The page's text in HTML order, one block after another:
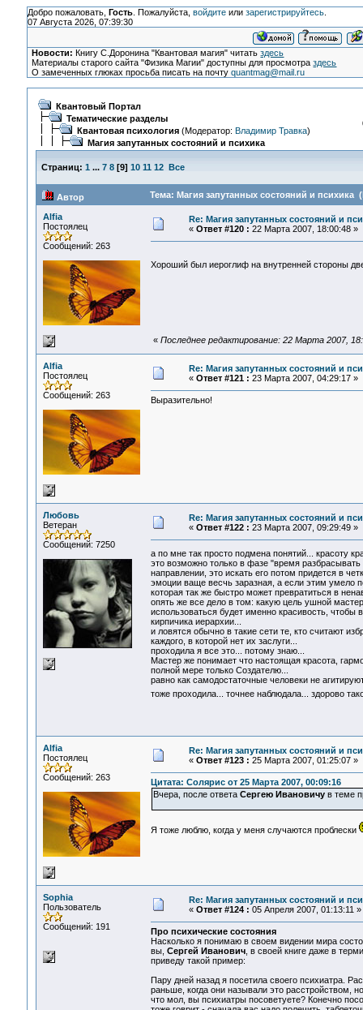
Добро пожаловать, Гость. Пожалуйста, войдитеили зарегистрируйтесь.
07 Августа 2026, 07:39:30
Новости: Книгу С.Доронина "Квантовая магия" читатьздесь
Материалы старого сайта "Физика Магии" доступны для просмотраздесь
О замеченных глюках просьба писать на почтуquantmag@mail.ru
Квантовый Портал
Тематические разделы
Квантовая психология(Модератор: Владимир Травка)
Магия запутанных состояний и психика
Страниц: 1 ... 7 8[9] 10 11 12 Все
Автор Тема: Магия запутанных состояний и психика
Alfia
Постоялец
Сообщений: 263
Re: Магия запутанных состояний и
« Ответ #120 : 22 Марта 2007, 18:00:48 »
Хороший был иероглиф на внутренней стороны
« Последнее редактирование: 22 Марта 2007,
Alfia
Постоялец
Сообщений: 263
Re: Магия запутанных состояний и
« Ответ #121 : 23 Марта 2007, 04:29:17 »
Выразительно!
Любовь
Ветеран
Сообщений: 7250
Re: Магия запутанных состояний и
« Ответ #122 : 23 Марта 2007, 09:29:49 »
а по мне так просто подмена понятий... красоту
это возможно только в фазе "время
направлении, это искать его потом придется в
эмоции ваще весчь заразная, а если этим умело
которая так же быстро может превратиться в
опять же все дело в том: какую цель ушной
использоваться будет именно красивость, чтобы
кирпичика иерархии...
и ловятся обычно в такие сети те, кто считают
каждого, в которой нет их заслуги...
проходила я все это... потому знаю...
Мастер же понимает что настоящая красота,
полной мере только Создателю...
равно как самодостаточные человеки не
тоже проходила... точнее наблюдала... здорово
Alfia
Постоялец
Сообщений: 263
Re: Магия запутанных состояний и
« Ответ #123 : 25 Марта 2007, 01:25:07 »
Цитата: Солярис от 25 Марта 2007, 00:09:16
Вчера, после ответа Сергею Ивановичу в теме
Я тоже люблю, когда у меня случаются проблески
Sophia
Пользователь
Сообщений: 191
Re: Магия запутанных состояний и
« Ответ #124 : 05 Апреля 2007, 01:13:11 »
Про психические состояния
Насколько я понимаю в своем видении мира
вы, Сергей Иванович, в своей книге даже в
приведу такой пример:
Пару дней назад я посетила своего психиатра.
раньше, когда они называли это расстройством,
что мол, вы психиатры посоветуете? Конечно